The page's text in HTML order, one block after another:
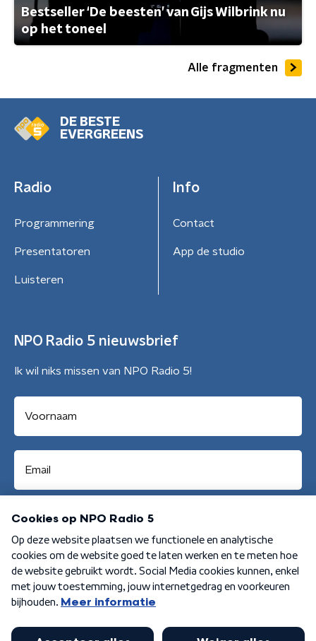
Bestseller ‘De beesten’ van Gijs Wilbrink nu
op het toneel
Alle fragmenten
DE BESTE
EVERGREENS
Radio
Programmering
Presentatoren
Luisteren
Info
Contact
App de studio
NPO Radio 5 nieuwsbrief
Ik wil niks missen van NPO Radio 5!
Aanmelden
Algemene voorwaarden